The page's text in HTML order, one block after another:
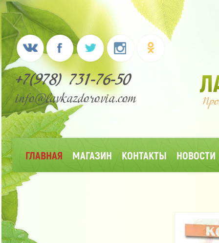
+7(978) 731-76-50
info@lavkazdorovia.com
ГЛАВНАЯ МАГАЗИН КОНТАКТЫ НОВОСТИ